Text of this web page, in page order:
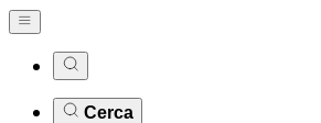
Cerca